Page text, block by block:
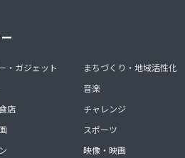
・ガジェット
店
まちづくり・地域活性化
音楽
チャレンジ
スポーツ
映像・映画